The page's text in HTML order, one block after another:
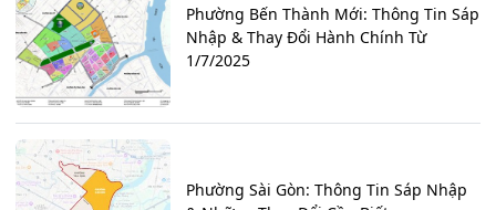
Phường Bến Thành Mới: Thông Tin Sáp
Nhập & Thay Đổi Hành Chính Từ
1/7/2025
Phường Sài Gòn: Thông Tin Sáp Nhập